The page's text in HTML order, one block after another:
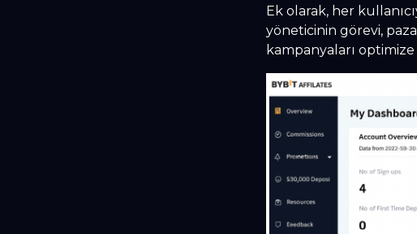
Ek olarak, her
yöneticinin görevi,
kampanyaları